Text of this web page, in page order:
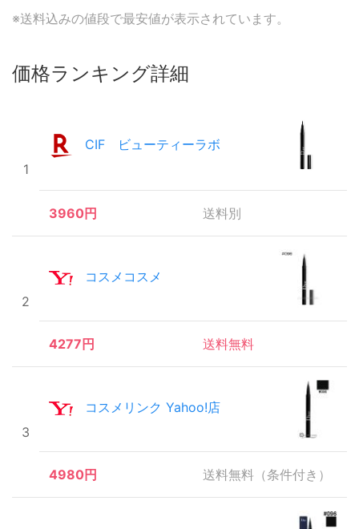
※送料込みの値段で最安値が表示されています。
価格ランキング詳細
1
CIF ビューティーラボ
3960円 送料別
2
コスメコスメ
4277円 送料無料
3
コスメリンク Yahoo!店
4980円 送料無料（条件付き）